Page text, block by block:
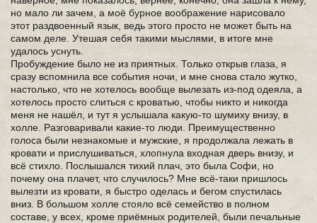
но мало ли зачем, а моё бурное воображение нарисовало
этот раздвоенный язык, ведь этого просто не может быть на
самом деле. Утешая себя такими мыслями, в итоге мне
удалось уснуть.
Пробуждение было не из приятных. Только открыв глаза, я
сразу вспомнила все события ночи, и мне снова стало жутко,
настолько, что не хотелось вообще вылезать из-под одеяла, а
хотелось просто слиться с кроватью, чтобы никто и никогда
меня не нашёл, и тут я услышала какую-то шумиху внизу, в
холле. Разговаривали какие-то люди. Преимущественно
голоса были незнакомые и мужские, я продолжала лежать в
кровати и прислушиваться, хлопнула входная дверь внизу, и
всё стихло. Послышался тихий плач, это была Софи, но
почему она плачет, что случилось? Мне всё-таки пришлось
вылезти из кровати, я быстро оделась и бегом спустилась
вниз. В большом холле стояло всё семейство в полном
составе, у всех, кроме приёмных родителей, были печальные